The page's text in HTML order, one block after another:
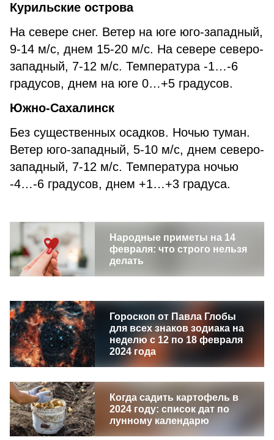
Курильские острова
На севере снег. Ветер на юге юго-западный,
9-14 м/с, днем 15-20 м/с. На севере северо-
западный, 7-12 м/с. Температура -1…-6
градусов, днем на юге 0…+5 градусов.
Южно-Сахалинск
Без существенных осадков. Ночью туман.
Ветер юго-западный, 5-10 м/с, днем северо-
западный, 7-12 м/с. Температура ночью
-4…-6 градусов, днем +1…+3 градуса.
Народные приметы на 14
февраля: что строго нельзя
делать
Гороскоп от Павла Глобы
для всех знаков зодиака на
неделю с 12 по 18 февраля
2024 года
Когда садить картофель в
2024 году: список дат по
лунному календарю